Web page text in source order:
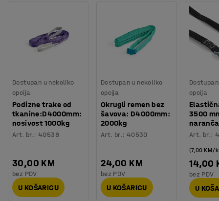
sistem olakšava upravljanje kolicima, a prečka s ručkom
Kolica su opremljena s četiri kotača s gumom zračnicom i
kugličnim ležajevima. Kotači su dovoljno široki da
RAL 6026
Materijal platforme
Šperploča
Nosivost: 650
Potreban broj osoba
Procjena vremena
Težina: 45 kg
Montaža: Dolazi sastavljeno
Dostupan u nekoliko
opcija
Podizne trake od
tkanine:D4000mm:
nosivost 1000kg
Art. br.: 40538
30,00 KM
bez PDV
U KOŠARICU
Dostupan u nekoliko
opcija
Okrugli remen bez
šavova: D4000mm:
2000kg
Art. br.: 40530
24,00 KM
bez PDV
U KOŠARICU
opcija
3500
Art. br.:
14,00
(7,00 KM/
bez PDV
U